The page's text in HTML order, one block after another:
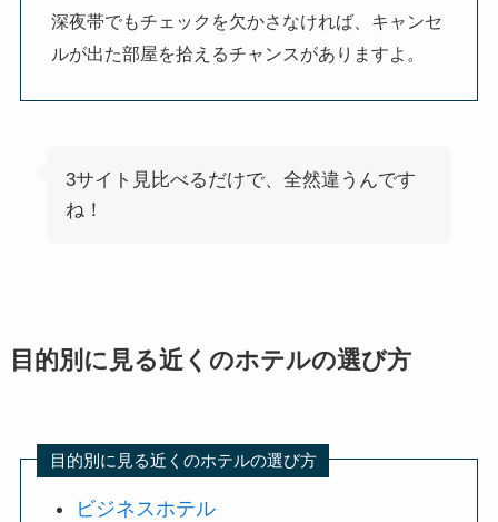
深夜帯でもチェックを欠かさなければ、キャンセ
ルが出た部屋を拾えるチャンスがありますよ。
3サイト見比べるだけで、全然違うんです
ね！
目的別に見る近くのホテルの選び方
目的別に見る近くのホテルの選び方
ビジネスホテル